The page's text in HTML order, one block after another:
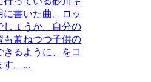
に書いた曲。ロッ
しょうか。自分の
も兼ねつつ子供の
るように、をコ
す。...